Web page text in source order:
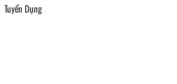
Tuyển Dụng